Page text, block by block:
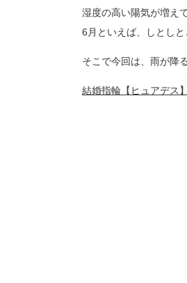
パーフェクトプ
婚約ネックレス
ダイヤモンドシ
湿度の高い陽気が増え
6月といえば、しとし
そこで今回は、雨が降
結婚指輪【ヒュアデス】